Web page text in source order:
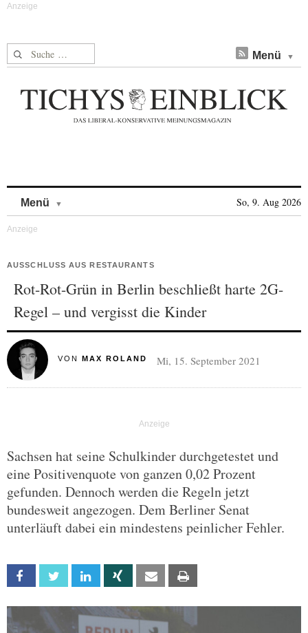
Suche nach: Menü
Menü So, 9. Aug 2026
AUSSCHLUSS AUS RESTAURANTS
Rot-Rot-Grün in Berlin beschließt harte 2G-
Regel – und vergisst die Kinder
VON MAX ROLAND Mi, 15. September 2021
Sachsen hat seine Schulkinder durchgetestet und
eine Positivenquote von ganzen 0,02 Prozent
gefunden. Dennoch werden die Regeln jetzt
bundesweit angezogen. Dem Berliner Senat
unterläuft dabei ein mindestens peinlicher Fehler.
Facebook Twitter Linkedin Xing Email